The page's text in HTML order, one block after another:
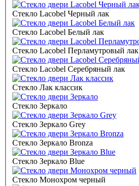
Стекло Lacobel Черный лак
Стекло Lacobel Белый лак
Стекло Lacobel Перламутровый лак
Стекло Lacobel Серебряный лак
Стекло Лак классик
Стекло Зеркало
Стекло Зеркало Grey
Стекло Зеркало Bronza
Стекло Зеркало Blue
Стекло Монохром черный